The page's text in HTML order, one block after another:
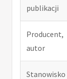
publikacji
Producent,
autor
Stanowisko